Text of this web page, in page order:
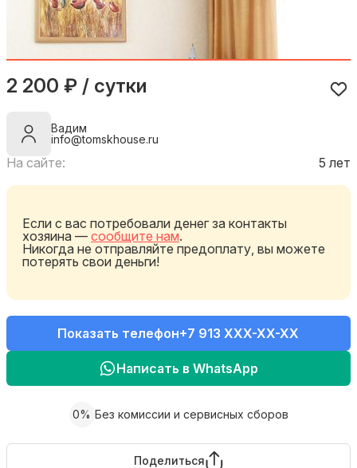
2 200 ₽ / сутки
Вадим
info@tomskhouse.ru
На сайте: 5 лет
Если с вас потребовали денег за контакты
хозяина — сообщите нам.
Никогда не отправляйте предоплату, вы можете
потерять свои деньги!
Показать телефон+7 913 XXX-XX-XX
Написать в WhatsApp
0% Без комиссии и сервисных сборов
Поделиться